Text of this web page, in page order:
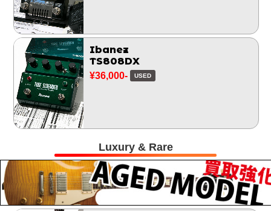
Ibanez
TS808DX
¥36,000- USED
Luxury & Rare